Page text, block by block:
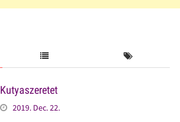
Kutyaszeretet
2019. Dec. 22.